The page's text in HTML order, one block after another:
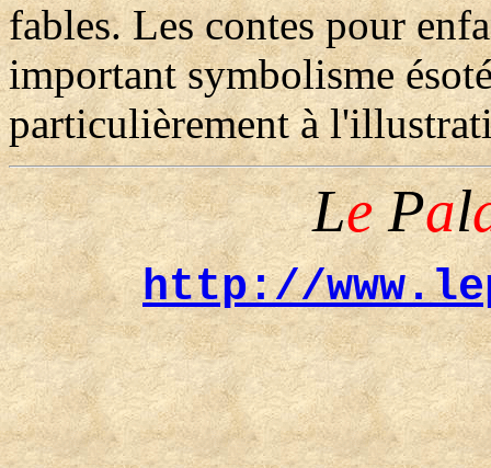
fables. Les contes pour
important symbolisme
particulièrement à
LePal
http://